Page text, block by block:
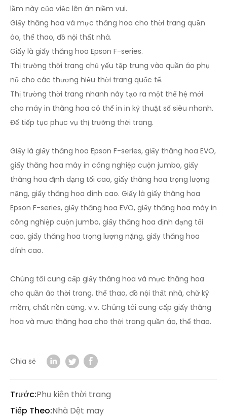
lầm này của việc lên án niềm vui.
Giấy thăng hoa và mực thăng hoa cho thời trang quần
áo, thể thao, đồ nội thất nhà.
Giấy là giấy thăng hoa Epson F-series.
Thị trường thời trang chủ yếu tập trung vào quần áo phụ
nữ cho các thương hiệu thời trang quốc tế.
Thị trường thời trang nhanh này tạo ra một thế hệ mới
cho máy in thăng hoa có thể in in kỹ thuật số siêu nhanh.
Để tiếp tục phục vụ thị trường thời trang.
Giấy là giấy thăng hoa Epson F-series, giấy thăng hoa EVO,
giấy thăng hoa máy in công nghiệp cuộn jumbo, giấy
thăng hoa định dạng tối cao, giấy thăng hoa trọng lượng
nặng, giấy thăng hoa dính cao. Giấy là giấy thăng hoa
Epson F-series, giấy thăng hoa EVO, giấy thăng hoa máy in
công nghiệp cuộn jumbo, giấy thăng hoa định dạng tối
cao, giấy thăng hoa trọng lượng nặng, giấy thăng hoa
dính cao.
Chúng tôi cung cấp giấy thăng hoa và mực thăng hoa
cho quần áo thời trang, thể thao, đồ nội thất nhà, chữ ký
mềm, chất nền cứng, v.v. Chúng tôi cung cấp giấy thăng
hoa và mực thăng hoa cho thời trang quần áo, thể thao.
Chia sẻ
Trước:Phụ kiện thời trang
Tiếp Theo:Nhà Dệt may